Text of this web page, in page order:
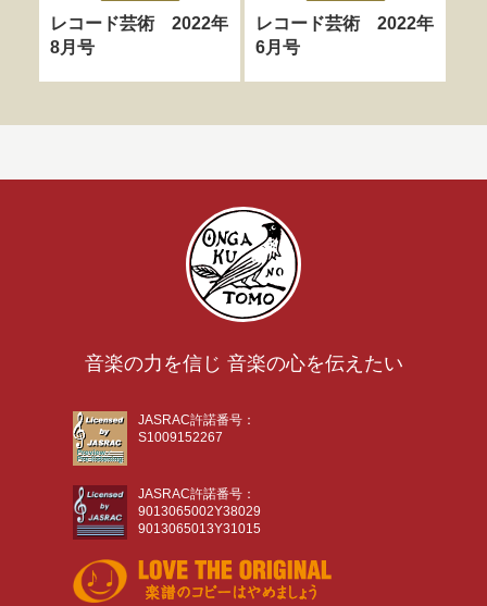
レコード芸術 2022年
8月号
レコード芸術 2022年
6月号
音楽の力を信じ 音楽の心を伝えたい
JASRAC許諾番号：
S1009152267
JASRAC許諾番号：
9013065002Y38029
9013065013Y31015